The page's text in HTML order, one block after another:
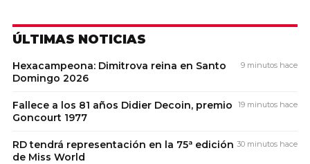
ÚLTIMAS NOTICIAS
Hexacampeona: Dimitrova reina en Santo
Domingo 2026
9 minutos hace
Fallece a los 81 años Didier Decoin, premio
Goncourt 1977
19 minutos hace
RD tendrá representación en la 75ª edición
de Miss World
30 minutos hace